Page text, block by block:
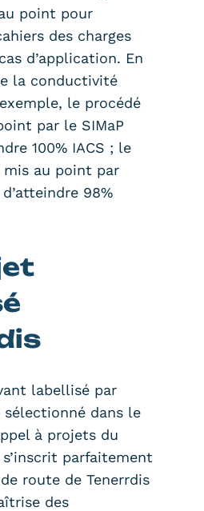
point pour
des charges
d’application. En
la conductivité
le procédé
par le SIMaP
100% IACS ; le
mis au point par
98%
labellisé par
sélectionné dans le
à projets du
s’inscrit parfaitement
route de Tenerrdis
des